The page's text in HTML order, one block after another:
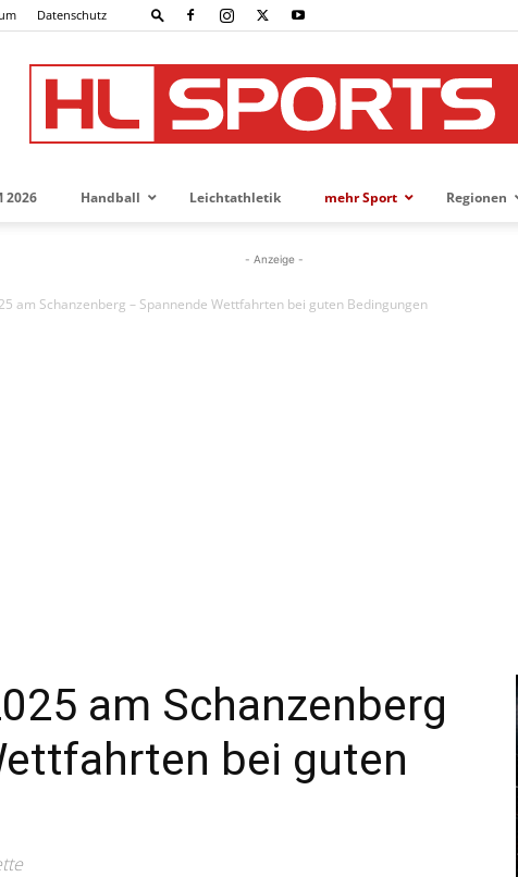
Datenschutz
News
2026 Handball Leichtathletik mehr Sport Regionen
- Anzeige -
am Schanzenberg – Spannende Wettfahrten bei guten Bedingungen
am Schanzenberg
bei guten